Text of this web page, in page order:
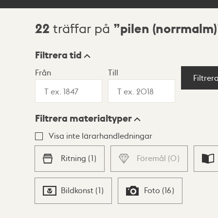
Sökresultat
22 träffar på pilen (norrmalm)
Visningsläge
Lista Karta
Filtrera tid
Från Till
Filtrera materialtyper
Visa inte lärarhandledningar
Ritning (1) Föremål (0)
Bildkonst (1) Foto (16)